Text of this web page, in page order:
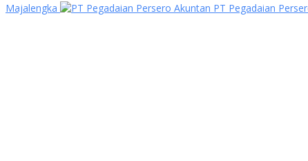
Majalengka
Akuntan PT Pegadaian